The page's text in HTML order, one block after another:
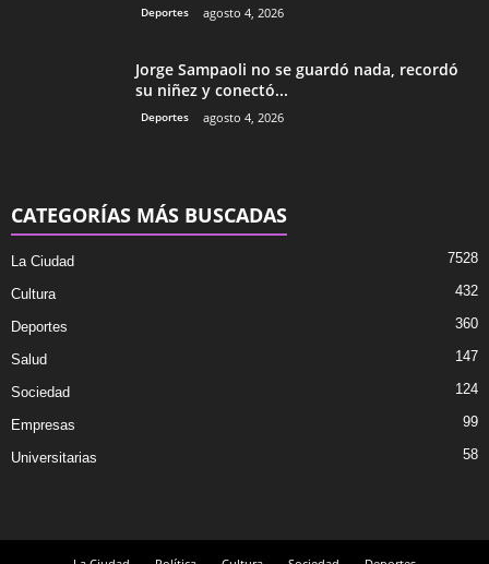
Deportes agosto 4, 2026
Jorge Sampaoli no se guardó nada, recordó
su niñez y conectó...
Deportes agosto 4, 2026
CATEGORÍAS MÁS BUSCADAS
La Ciudad 7528
Cultura 432
Deportes 360
Salud 147
Sociedad 124
Empresas 99
Universitarias 58